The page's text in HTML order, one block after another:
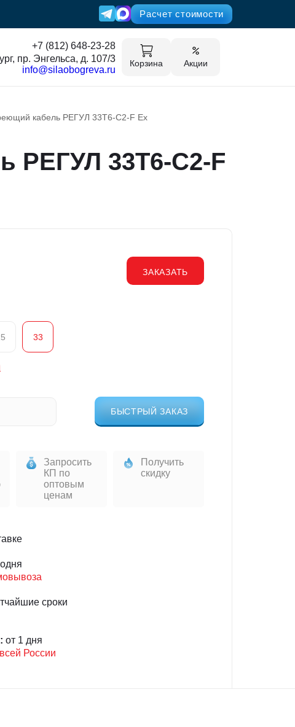
Расчет стоимости
+7 (812) 648-23-28
пр. Энгельса, д. 107/3
info@silaobogreva.ru
Корзина Акции
кабель РЕГУЛ 33Т6-С2-F Ex
РЕГУЛ 33Т6-С2-F
ЗАКАЗАТЬ
33
БЫСТРЫЙ ЗАКАЗ
Запросить
КП по
оптовым
ценам
Получить
скидку
сроки
от 1 дня
России